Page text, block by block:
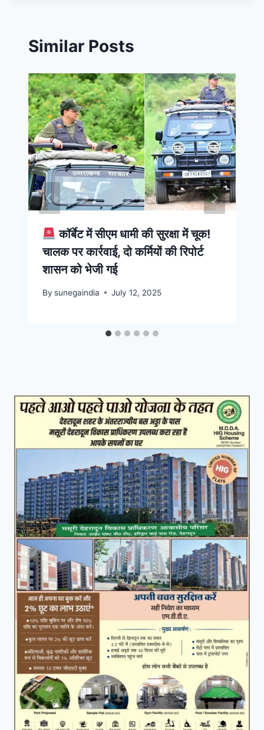
Similar Posts
कॉर्बेट में सीएम धामी की सुरक्षा में चूक!
चालक पर कार्रवाई, दो कर्मियों की रिपोर्ट
शासन को भेजी गई
By sunegaindia July 12, 2025